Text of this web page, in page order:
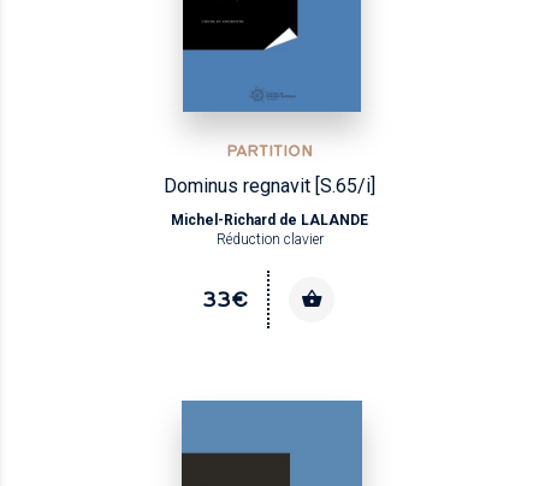
PARTITION
Dominus regnavit [S.65/i]
Michel-Richard de LALANDE
Réduction clavier
33€